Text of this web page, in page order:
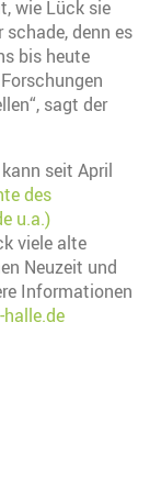
wie Lück sie
denn es
bis heute
sagt der
seit April
des
u.a.)
viele alte
Neuzeit und
Informationen